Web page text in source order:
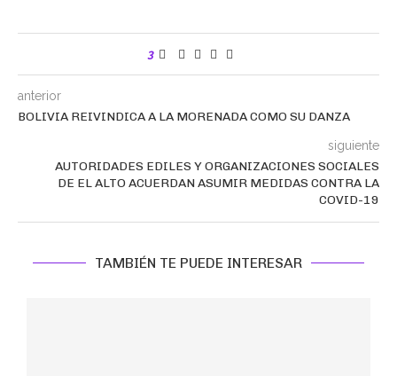
3
anterior
BOLIVIA REIVINDICA A LA MORENADA COMO SU DANZA
siguiente
AUTORIDADES EDILES Y ORGANIZACIONES SOCIALES
DE EL ALTO ACUERDAN ASUMIR MEDIDAS CONTRA LA
COVID-19
TAMBIÉN TE PUEDE INTERESAR